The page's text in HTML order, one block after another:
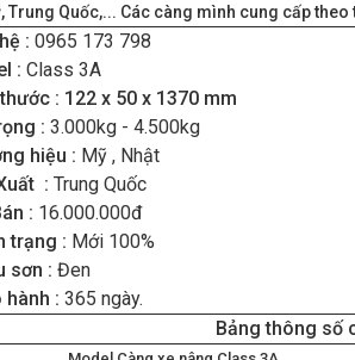
Trung Quốc,... Các càng mình cung cấp theo
: 0965 173 798
: Class 3A
: 122 x 50 x 1370 mm
: 3.000kg - 4.500kg
hiệu : Mỹ , Nhật
: Trung Quốc
: 16.000.000đ
trạng : Mới 100%
sơn : Đen
hành : 365 ngày.
Bảng thông số